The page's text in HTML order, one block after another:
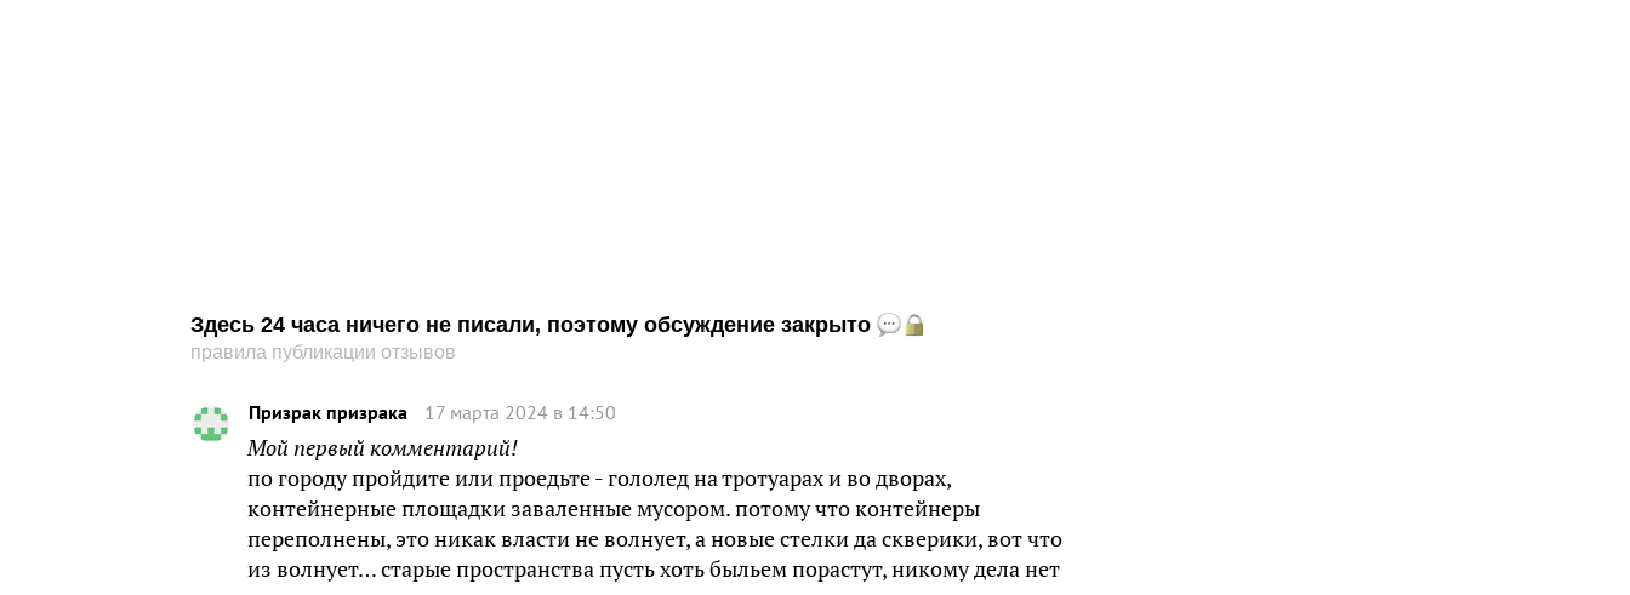
Здесь 24 часа ничего не писали, поэтому обсуждение закрыто
правила публикации отзывов
Призрак призрака 17 марта 2024 в 14:50
Мой первый комментарий!
по городу пройдите или проедьте - гололед на тротуарах и во дворах,
контейнерные площадки заваленные мусором. потому что контейнеры
переполнены, это никак власти не волнует, а новые стелки да скверики, вот что
из волнует… старые пространства пусть хоть быльем порастут, никому дела нет